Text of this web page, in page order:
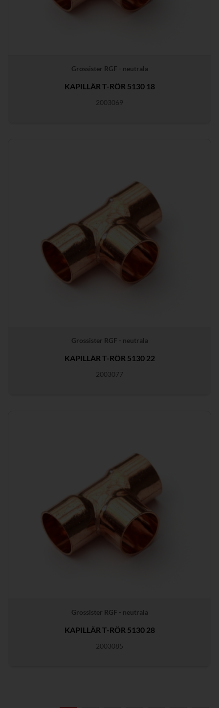
Grossister RGF - neutrala
KAPILLÄR T-RÖR 5130 18
2003069
Grossister RGF - neutrala
KAPILLÄR T-RÖR 5130 22
2003077
Grossister RGF - neutrala
KAPILLÄR T-RÖR 5130 28
2003085